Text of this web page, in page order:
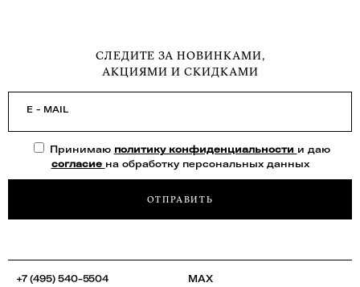
СЛЕДИТЕ ЗА НОВИНКАМИ,
АКЦИЯМИ И СКИДКАМИ
E - MAIL
Принимаю политику конфиденциальности и даю
согласие на обработку персональных данных
ОТПРАВИТЬ
+7 (495) 540-5504
MAX